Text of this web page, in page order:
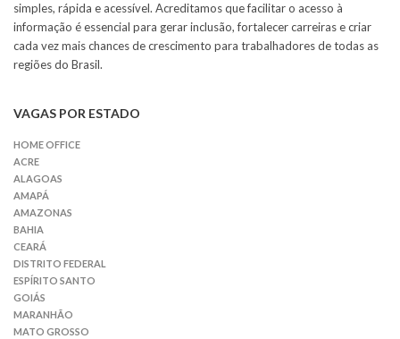
simples, rápida e acessível. Acreditamos que facilitar o acesso à
informação é essencial para gerar inclusão, fortalecer carreiras e criar
cada vez mais chances de crescimento para trabalhadores de todas as
regiões do Brasil.
VAGAS POR ESTADO
HOME OFFICE
ACRE
ALAGOAS
AMAPÁ
AMAZONAS
BAHIA
CEARÁ
DISTRITO FEDERAL
ESPÍRITO SANTO
GOIÁS
MARANHÃO
MATO GROSSO